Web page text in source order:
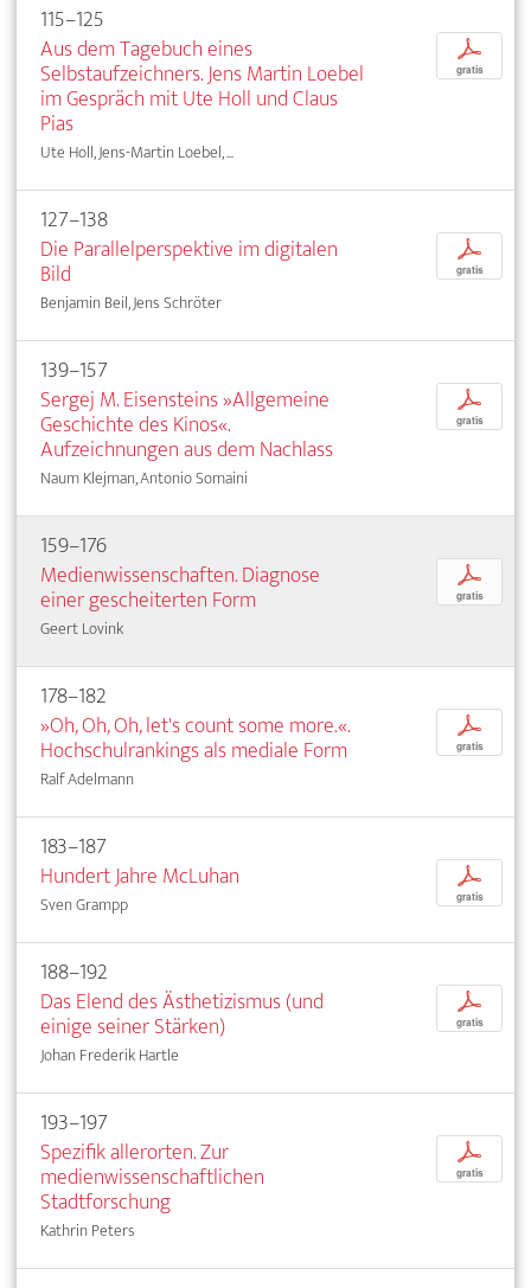
115–125
Aus dem Tagebuch eines
Selbstaufzeichners. Jens Martin Loebel
im Gespräch mit Ute Holl und Claus
Pias
Ute Holl, Jens-Martin Loebel, ...
p
gratis
127–138
Die Parallelperspektive im digitalen
Bild
Benjamin Beil, Jens Schröter
p
gratis
139–157
Sergej M. Eisensteins »Allgemeine
Geschichte des Kinos«.
Aufzeichnungen aus dem Nachlass
Naum Klejman, Antonio Somaini
p
gratis
159–176
Medienwissenschaften. Diagnose
einer gescheiterten Form
Geert Lovink
p
gratis
178–182
»Oh, Oh, Oh, let's count some more.«.
Hochschulrankings als mediale Form
Ralf Adelmann
p
gratis
183–187
Hundert Jahre McLuhan
Sven Grampp
p
gratis
188–192
Das Elend des Ästhetizismus (und
einige seiner Stärken)
Johan Frederik Hartle
p
gratis
193–197
Spezifik allerorten. Zur
medienwissenschaftlichen
Stadtforschung
Kathrin Peters
p
gratis